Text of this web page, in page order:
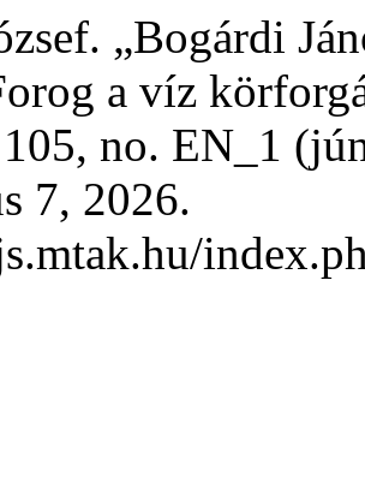
„Bogárdi
a víz
no. EN_1
7, 2026.